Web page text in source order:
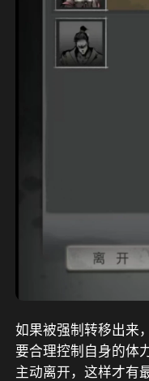
如果被强制转移出来
要合理控制自身的体
主动离开，这样才有